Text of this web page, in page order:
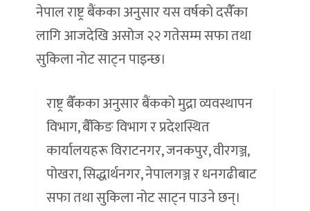
नेपाल राष्ट्र बैंकका अनुसार यस वर्षको दसैँका
लागि आजदेखि असोज २२ गतेसम्म सफा तथा
सुकिला नोट साट्न पाइन्छ।
राष्ट्र बैँकका अनुसार बैंकको मुद्रा व्यवस्थापन
विभाग, बैँकिङ विभाग र प्रदेशस्थित
कार्यालयहरू विराटनगर, जनकपुर, वीरगञ्ज,
पोखरा, सिद्धार्थनगर, नेपालगञ्ज र धनगढीबाट
सफा तथा सुकिला नोट साट्न पाउने छन्।